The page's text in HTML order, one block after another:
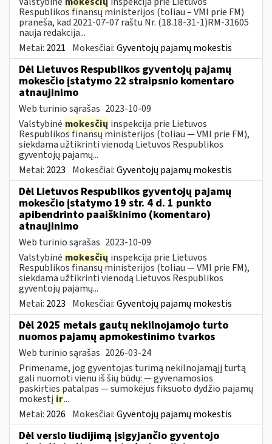
Respublikos finansų ministerijos (toliau – VMI prie FM)
praneša, kad 2021-07-07 raštu Nr. (18.18-31-1)RM-31605
nauja redakcija...
Metai: 2021 Mokesčiai:Gyventojų pajamų mokestis
Dėl Lietuvos Respublikos gyventojų pajamų
mokesčio įstatymo 22 straipsnio komentaro
atnaujinimo
Web turinio sąrašas 2023-10-09
Valstybinė mokesčių inspekcija prie Lietuvos
Respublikos finansų ministerijos (toliau — VMI prie FM),
siekdama užtikrinti vienodą Lietuvos Respublikos
gyventojų pajamų...
Metai: 2023 Mokesčiai:Gyventojų pajamų mokestis
Dėl Lietuvos Respublikos gyventojų pajamų
mokesčio įstatymo 19 str. 4 d. 1 punkto
apibendrinto paaiškinimo (komentaro)
atnaujinimo
Web turinio sąrašas 2023-10-09
Valstybinė mokesčių inspekcija prie Lietuvos
Respublikos finansų ministerijos (toliau — VMI prie FM),
siekdama užtikrinti vienodą Lietuvos Respublikos
gyventojų pajamų...
Metai: 2023 Mokesčiai:Gyventojų pajamų mokestis
Dėl 2025 metais gautų nekilnojamojo turto
nuomos pajamų apmokestinimo tvarkos
Web turinio sąrašas 2026-03-24
Primename, jog gyventojas turimą nekilnojamąjį turtą
gali nuomoti vienu iš šių būdų: — gyvenamosios
paskirties patalpas — sumokėjus fiksuoto dydžio pajamų
mokestį ir...
Metai: 2026 Mokesčiai:Gyventojų pajamų mokestis
Dėl verslo liudijimą įsigyjančio gyventojo